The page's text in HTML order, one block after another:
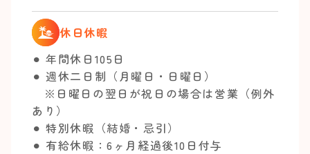
休日休暇
⚫︎ 年間休日105日
⚫︎ 週休二日制（月曜日・日曜日）
※日曜日の翌日が祝日の場合は営業（例外
あり）
⚫︎ 特別休暇（結婚・忌引）
⚫︎ 有給休暇：6ヶ月経過後10日付与